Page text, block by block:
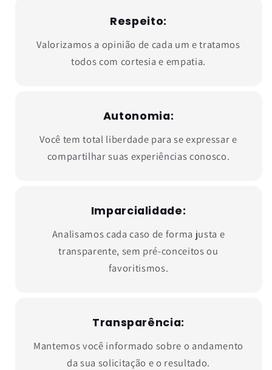
Respeito:
Valorizamos a opinião de cada um e tratamos
todos com cortesia e empatia.
Autonomia:
Você tem total liberdade para se expressar e
compartilhar suas experiências conosco.
Imparcialidade:
Analisamos cada caso de forma justa e
transparente, sem pré-conceitos ou
favoritismos.
Transparência:
Mantemos você informado sobre o andamento
da sua solicitação e o resultado.